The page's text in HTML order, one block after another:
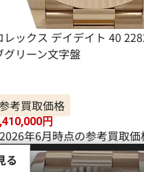
レックス デイデイト 40
グリーン文字盤
考買取価格
円
年6月時点の参考買取価
る